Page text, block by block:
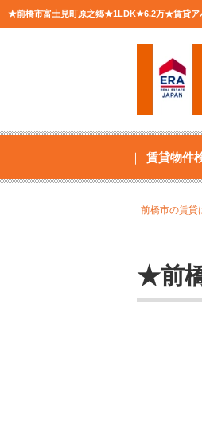
★前橋市富士見町原之郷★1LDK★6.2万★賃貸ア
賃貸物件
前橋市の賃貸
★前